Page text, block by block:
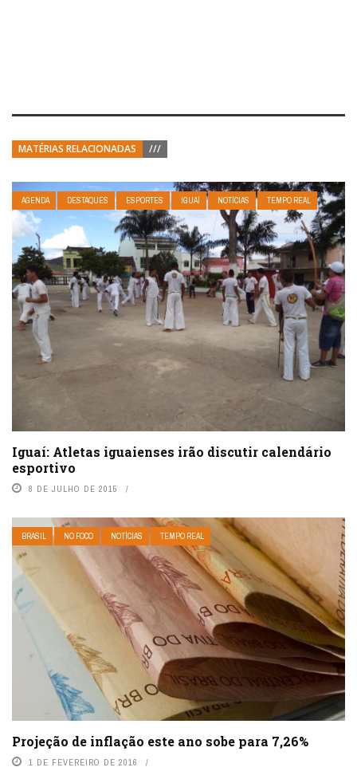
MATÉRIAS RELACIONADAS ///
AGENDA DESTAQUES ESPORTES IGUAÍ NOTÍCIAS TEMPO REAL
Iguaí: Atletas iguaienses irão discutir calendário
esportivo
8 DE JULHO DE 2015
BRASIL NO FOCO NOTÍCIAS TEMPO REAL
Projeção de inflação este ano sobe para 7,26%
1 DE FEVEREIRO DE 2016